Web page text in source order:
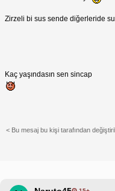
Zirzeli bi sus sende diğerleride
Kaç yaşındasın sen sincap
< Bu mesaj bu kişi tarafından